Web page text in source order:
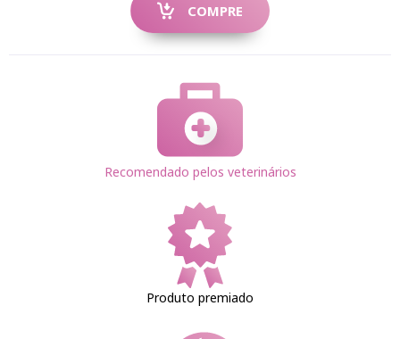
COMPRE
Recomendado pelos veterinários
Produto premiado